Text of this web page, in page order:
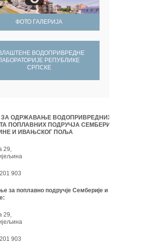
ФОТО ГАЛЕРИЈА
ВОДОПРИВРЕДНЕ
РЕПУБЛИКЕ
СРПСКЕ
ЗА ОДРЖАВАЊЕ ВОДОПРИВРЕДНИХ
ПОПЛАВНИХ ПОДРУЧЈА СЕМБЕРИЈЕ,
И ИВАЊСКОГ ПОЉА
29,
903
за поплавно подручје Семберије и
29,
903